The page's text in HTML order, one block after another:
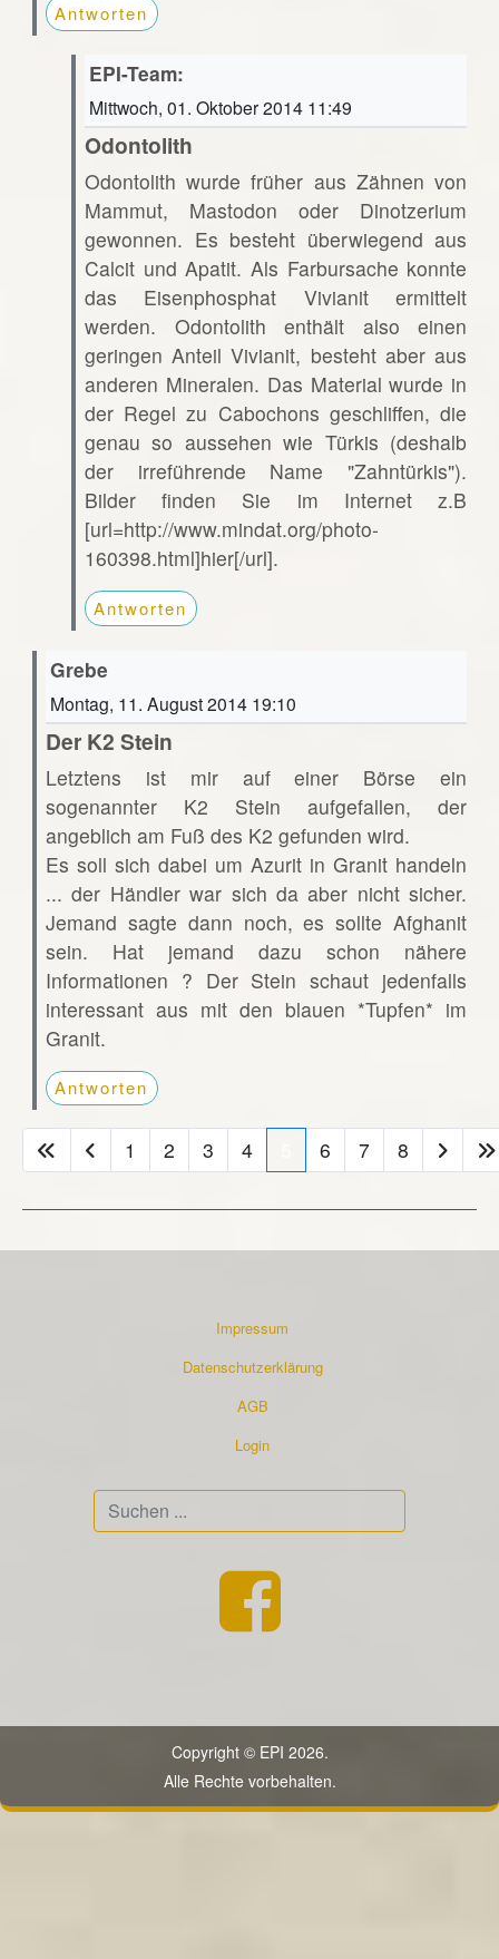
Antworten
EPI-Team:
Mittwoch, 01. Oktober 2014 11:49
Odontolith
Odontolith wurde früher aus Zähnen von
Mammut, Mastodon oder Dinotzerium
gewonnen. Es besteht überwiegend aus
Calcit und Apatit. Als Farbursache konnte
das Eisenphosphat Vivianit ermittelt
werden. Odontolith enthält also einen
geringen Anteil Vivianit, besteht aber aus
anderen Mineralen. Das Material wurde in
der Regel zu Cabochons geschliffen, die
genau so aussehen wie Türkis (deshalb
der irreführende Name "Zahntürkis").
Bilder finden Sie im Internet z.B
[url=http://www.mindat.org/photo-
160398.html]hier[/url].
Antworten
Grebe
Montag, 11. August 2014 19:10
Der K2 Stein
Letztens ist mir auf einer Börse ein
sogenannter K2 Stein aufgefallen, der
angeblich am Fuß des K2 gefunden wird.
Es soll sich dabei um Azurit in Granit handeln
... der Händler war sich da aber nicht sicher.
Jemand sagte dann noch, es sollte Afghanit
sein. Hat jemand dazu schon nähere
Informationen ? Der Stein schaut jedenfalls
interessant aus mit den blauen *Tupfen* im
Granit.
Antworten
1 2 3 4 6 7 8
Impressum
Datenschutzerklärung
AGB
Login
Copyright © EPI 2026.
Alle Rechte vorbehalten.